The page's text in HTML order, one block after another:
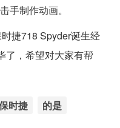
手制作动画。
捷718 Spyder诞生经
了，希望对大家有帮
时捷 的是